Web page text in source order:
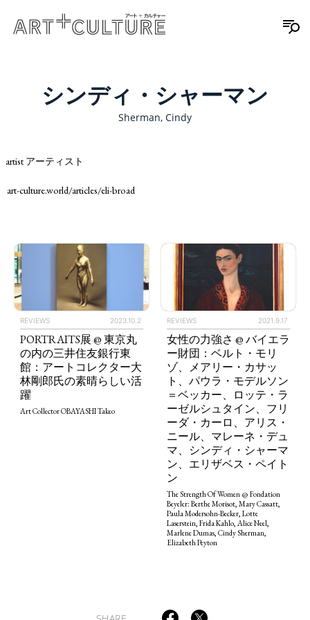
RANKING
POP CULTURE JP-SOCIETY
REVIEWS ARTICLES
シンディ・シャーマン
Sherman, Cindy
artist アーティスト
art-culture.world/articles/eli-broad
REVIEWS 2023.10.2
PORTRAITS展 @ 東京丸
の内の三井住友銀行東
館：アートコレクター大
林剛郎氏の素晴らしい活
躍
Art Collector OBAYASHI Takeo
REVIEWS 2021.9.17
女性の力強さ @ バイエラ
ー財団：ベルト・モリ
ゾ、メアリー・カサッ
ト、パウラ・モデルソン
＝ベッカー、ロッテ・ラ
ーゼルシュタイン、フリ
ーダ・カーロ、アリス・
ニール、マレーネ・デュ
マ、シンディ・シャーマ
ン、エリザベス・ペイト
ン
The Strength Of Women @ Fondation
Beyeler: Berthe Morisot, Mary Cassatt,
Paula Modersohn-Becker, Lotte
Laserstein, Frida Kahlo, Alice Neel,
Marlene Dumas, Cindy Sherman,
Elizabeth Peyton